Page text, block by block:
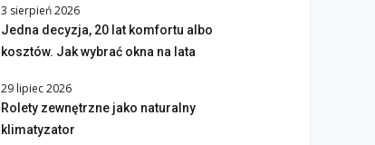
3 sierpień 2026
Jedna decyzja, 20 lat komfortu albo
kosztów. Jak wybrać okna na lata
29 lipiec 2026
Rolety zewnętrzne jako naturalny
klimatyzator